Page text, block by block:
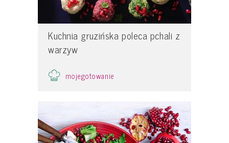
Kuchnia gruzińska poleca pchali z
warzyw
mojegotowanie